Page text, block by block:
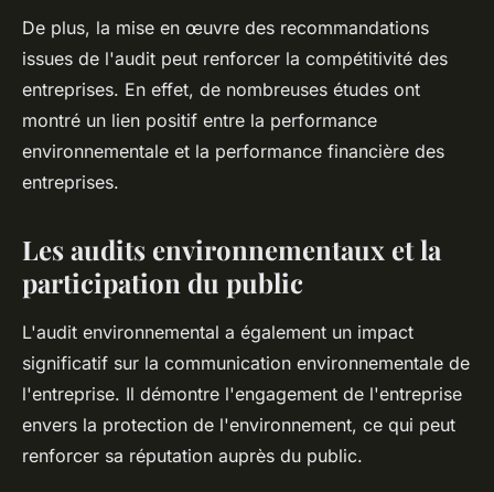
De plus, la mise en œuvre des recommandations
issues de l'audit peut renforcer la compétitivité des
entreprises. En effet, de nombreuses études ont
montré un lien positif entre la performance
environnementale et la performance financière des
entreprises.
Les audits environnementaux et la
participation du public
L'audit environnemental a également un impact
significatif sur la communication environnementale de
l'entreprise. Il démontre l'engagement de l'entreprise
envers la protection de l'environnement, ce qui peut
renforcer sa réputation auprès du public.